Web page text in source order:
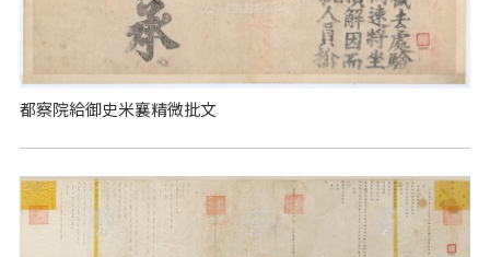
都察院給御史米襄精微批文